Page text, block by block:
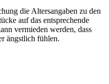
die Altersangaben zu den
auf das entsprechende
vermieden werden, dass
ängstlich fühlen.